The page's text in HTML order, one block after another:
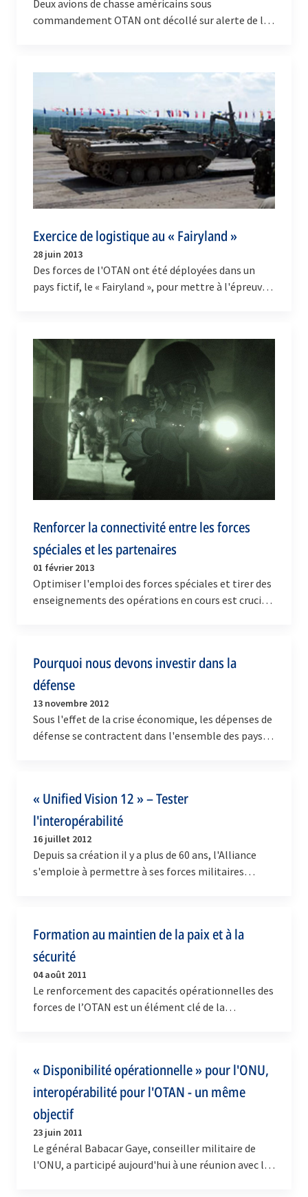
Deux avions de chasse américains sous
commandement OTAN ont décollé sur alerte de la
Exercice de logistique au « Fairyland »
28 juin 2013
Des forces de l'OTAN ont été déployées dans un
pays fictif, le « Fairyland », pour mettre à l'épreuve
Renforcer la connectivité entre les forces
spéciales et les partenaires
01 février 2013
Optimiser l'emploi des forces spéciales et tirer des
enseignements des opérations en cours est crucial
Pourquoi nous devons investir dans la
défense
13 novembre 2012
Sous l'effet de la crise économique, les dépenses de
défense se contractent dans l'ensemble des pays
« Unified Vision 12 » – Tester
l'interopérabilité
16 juillet 2012
Depuis sa création il y a plus de 60 ans, l'Alliance
s'emploie à permettre à ses forces militaires
Formation au maintien de la paix et à la
sécurité
04 août 2011
Le renforcement des capacités opérationnelles des
forces de l’OTAN est un élément clé de la
« Disponibilité opérationnelle » pour l'ONU,
interopérabilité pour l'OTAN - un même
objectif
23 juin 2011
Le général Babacar Gaye, conseiller militaire de
l'ONU, a participé aujourd'hui à une réunion avec le